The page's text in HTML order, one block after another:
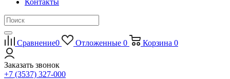
Контакты
Сравнение0 Отложенные 0 Корзина 0
Заказать звонок
+7 (3537) 327-000